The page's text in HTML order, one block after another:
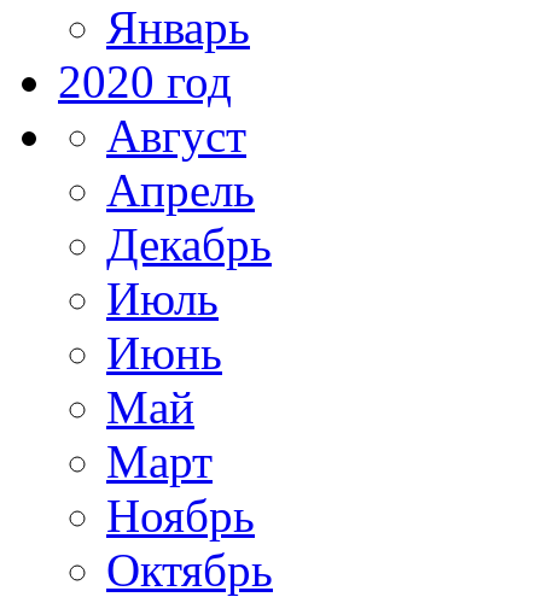
Январь
2020 год
Август
Апрель
Декабрь
Июль
Июнь
Май
Март
Ноябрь
Октябрь